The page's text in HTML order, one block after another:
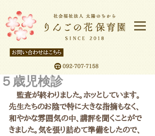
５歳児検診
監査が終わりました。ホッとしています。
先生たちのお陰で特に大きな指摘もなく、
和やかな雰囲気の中、講評を聞くことがで
きました。気を張り詰めて準備をしたので、